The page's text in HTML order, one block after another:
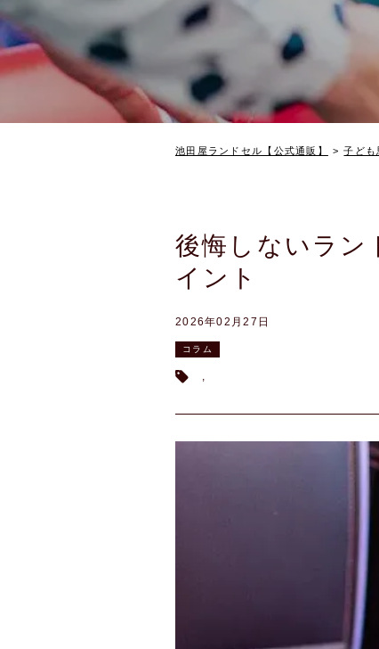
池田屋ランドセル【公式通販】 子ども
後悔しないラン
イント
2026年02月27日
コラム